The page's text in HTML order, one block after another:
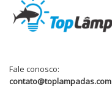
Fale conosco:
contato@toplampadas.com